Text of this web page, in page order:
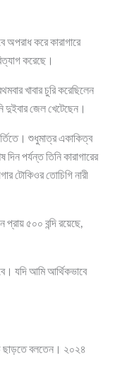
করে কারাগারে
করেছে।
খাবার চুরি করেছিলেন
দুইবার জেল খেটেছেন।
শুধুমাত্র একাকিত্ব
পর্যন্ত তিনি কারাগারের
টোকিওর তোচিগি নারী
প্রায় ৫০০ বন্দি রয়েছে,
যদি আমি আর্থিকভাবে
ছাড়তে বলতেন। ২০২৪